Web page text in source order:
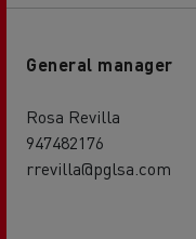
General manager
Rosa Revilla
947482176
rrevilla@pglsa.com